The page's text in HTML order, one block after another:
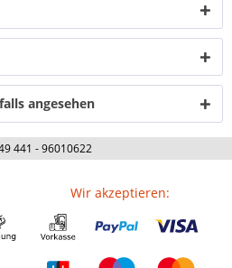
angesehen
441 - 96010622
Wir akzeptieren: